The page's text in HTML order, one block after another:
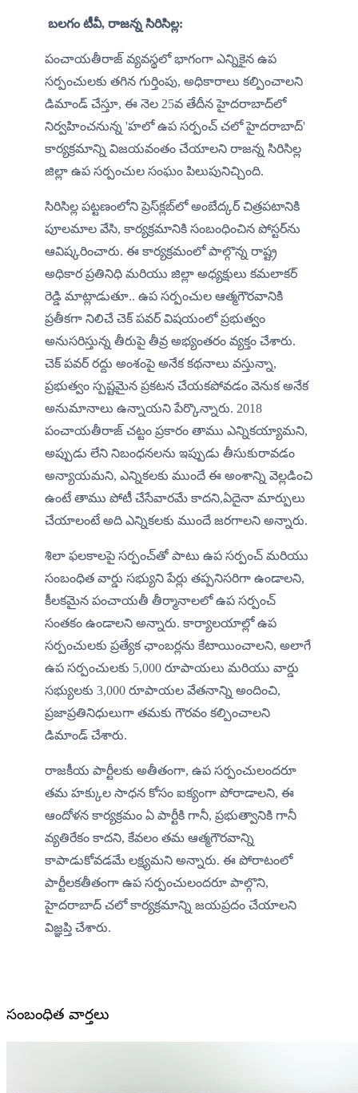
బలగం టీవీ,​ రాజన్న సిరిసిల్ల:
పంచాయతీరాజ్ వ్యవస్థలో భాగంగా ఎన్నికైన ఉప
సర్పంచులకు తగిన గుర్తింపు, అధికారాలు కల్పించాలని
డిమాండ్ చేస్తూ, ఈ నెల 25వ తేదీన హైదరాబాద్‌లో
నిర్వహించనున్న 'హలో ఉప సర్పంచ్ చలో హైదరాబాద్'
కార్యక్రమాన్ని విజయవంతం చేయాలని రాజన్న సిరిసిల్ల
జిల్లా ఉప సర్పంచుల సంఘం పిలుపునిచ్చింది.
సిరిసిల్ల పట్టణంలోని ప్రెస్‌క్లబ్‌లో అంబేద్కర్ చిత్రపటానికి
పూలమాల వేసి, కార్యక్రమానికి సంబంధించిన పోస్టర్‌ను
ఆవిష్కరించారు. ఈ కార్యక్రమంలో పాల్గొన్న రాష్ట్ర
అధికార ప్రతినిధి మరియు జిల్లా అధ్యక్షులు కమలాకర్
రెడ్డి మాట్లాడుతూ.. ఉప సర్పంచుల ఆత్మగౌరవానికి
ప్రతీకగా నిలిచే చెక్ పవర్ విషయంలో ప్రభుత్వం
అనుసరిస్తున్న తీరుపై తీవ్ర అభ్యంతరం వ్యక్తం చేశారు.
చెక్ పవర్ రద్దు అంశంపై అనేక కథనాలు వస్తున్నా,
ప్రభుత్వం స్పష్టమైన ప్రకటన చేయకపోవడం వెనుక అనేక
అనుమానాలు ఉన్నాయని పేర్కొన్నారు. 2018
పంచాయతీరాజ్ చట్టం ప్రకారం తాము ఎన్నికయ్యామని,
అప్పుడు లేని నిబంధనలను ఇప్పుడు తీసుకురావడం
అన్యాయమని, ఎన్నికలకు ముందే ఈ అంశాన్ని వెల్లడించి
ఉంటే తాము పోటీ చేసేవారమే కాదని,ఏదైనా మార్పులు
చేయాలంటే అది ఎన్నికలకు ముందే జరగాలని అన్నారు.
శిలా ఫలకాలపై సర్పంచ్‌తో పాటు ఉప సర్పంచ్ మరియు
సంబంధిత వార్డు సభ్యుని పేర్లు తప్పనిసరిగా ఉండాలని,
కీలకమైన పంచాయతీ తీర్మానాలలో ఉప సర్పంచ్
సంతకం ఉండాలని అన్నారు. కార్యాలయాల్లో ఉప
సర్పంచులకు ప్రత్యేక ఛాంబర్లను కేటాయించాలని, అలాగే
ఉప సర్పంచులకు 5,000 రూపాయలు మరియు వార్డు
సభ్యులకు 3,000 రూపాయల వేతనాన్ని అందించి,
ప్రజాప్రతినిధులుగా తమకు గౌరవం కల్పించాలని
డిమాండ్ చేశారు.
రాజకీయ పార్టీలకు అతీతంగా, ఉప సర్పంచులందరూ
తమ హక్కుల సాధన కోసం ఐక్యంగా పోరాడాలని, ఈ
ఆందోళన కార్యక్రమం ఏ పార్టీకి గానీ, ప్రభుత్వానికి గానీ
వ్యతిరేకం కాదని, కేవలం తమ ఆత్మగౌరవాన్ని
కాపాడుకోవడమే లక్ష్యమని అన్నారు. ఈ పోరాటంలో
పార్టీలకతీతంగా ఉప సర్పంచులందరూ పాల్గొని,
హైదరాబాద్ చలో కార్యక్రమాన్ని జయప్రదం చేయాలని
విజ్ఞప్తి చేశారు.
సంబంధిత వార్తలు